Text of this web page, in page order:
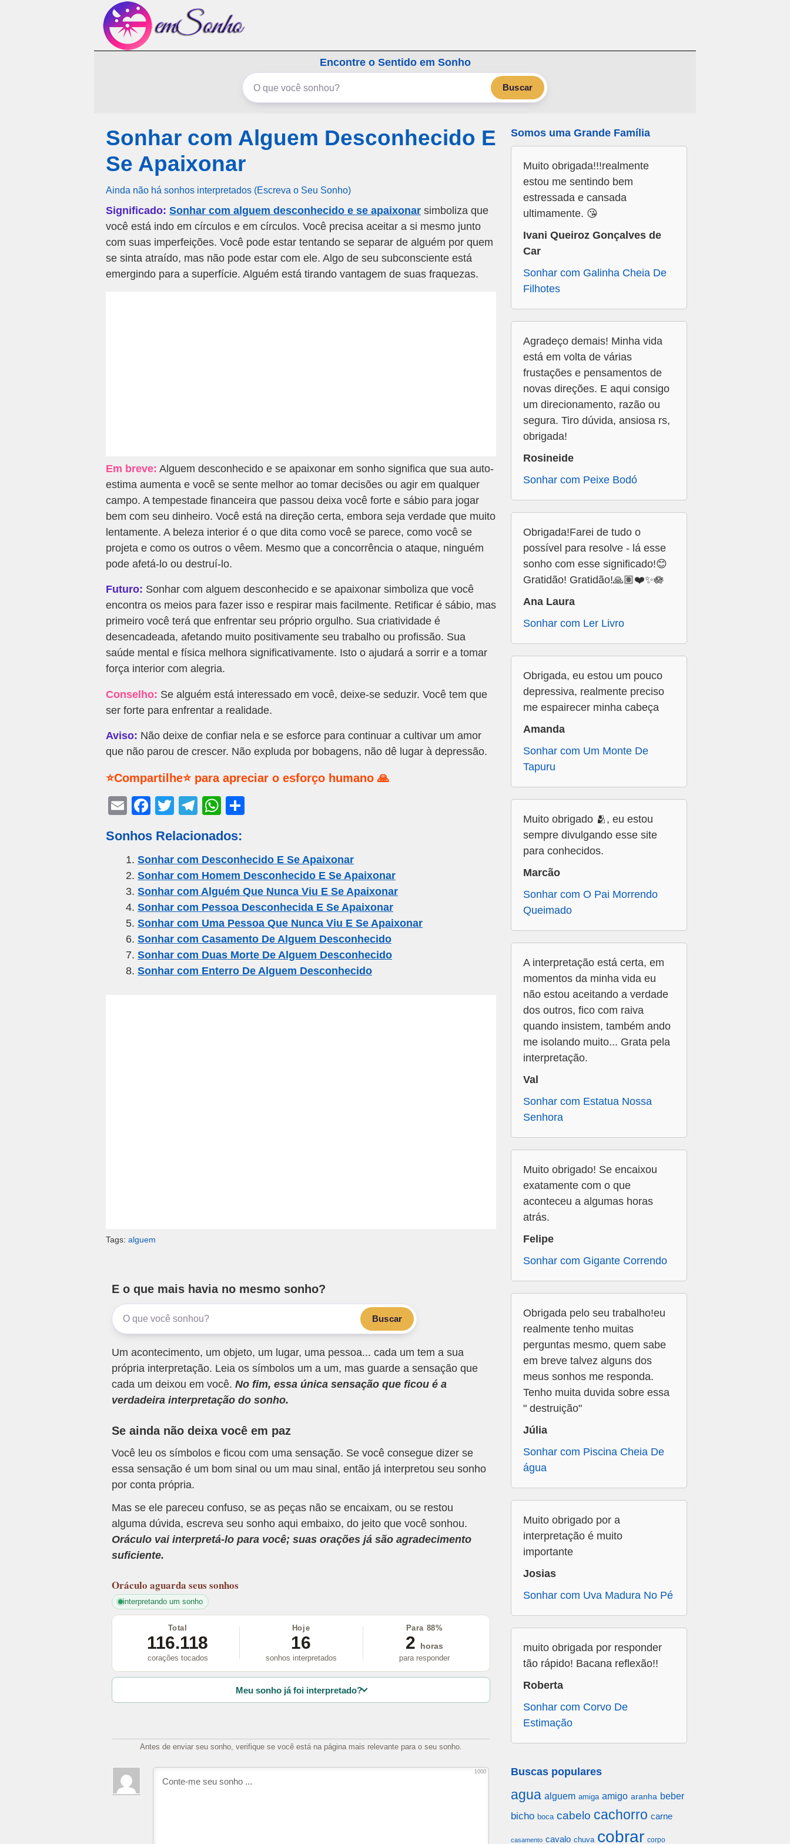
Encontre o Sentido em Sonho
Buscar
Sonhar com Alguem Desconhecido E
Se Apaixonar
Ainda não há sonhos interpretados (Escreva o Seu Sonho)
Significado: Sonhar com alguem desconhecido e se apaixonar simboliza que
você está indo em círculos e em círculos. Você precisa aceitar a si mesmo junto
com suas imperfeições. Você pode estar tentando se separar de alguém por quem
se sinta atraído, mas não pode estar com ele. Algo de seu subconsciente está
emergindo para a superfície. Alguém está tirando vantagem de suas fraquezas.
Em breve: Alguem desconhecido e se apaixonar em sonho significa que sua auto-
estima aumenta e você se sente melhor ao tomar decisões ou agir em qualquer
campo. A tempestade financeira que passou deixa você forte e sábio para jogar
bem com seu dinheiro. Você está na direção certa, embora seja verdade que muito
lentamente. A beleza interior é o que dita como você se parece, como você se
projeta e como os outros o vêem. Mesmo que a concorrência o ataque, ninguém
pode afetá-lo ou destruí-lo.
Futuro: Sonhar com alguem desconhecido e se apaixonar simboliza que você
encontra os meios para fazer isso e respirar mais facilmente. Retificar é sábio, mas
primeiro você terá que enfrentar seu próprio orgulho. Sua criatividade é
desencadeada, afetando muito positivamente seu trabalho ou profissão. Sua
saúde mental e física melhora significativamente. Isto o ajudará a sorrir e a tomar
força interior com alegria.
Conselho: Se alguém está interessado em você, deixe-se seduzir. Você tem que
ser forte para enfrentar a realidade.
Aviso: Não deixe de confiar nela e se esforce para continuar a cultivar um amor
que não parou de crescer. Não expluda por bobagens, não dê lugar à depressão.
⭐Compartilhe⭐ para apreciar o esforço humano 🙏
E
ail
F
c
e
b
o
o
k
T
tt
er
T
e
gr
a
m
W
at
s
A
p
p
e
Sonhos Relacionados:
Sonhar com Desconhecido E Se Apaixonar
Sonhar com Homem Desconhecido E Se Apaixonar
Sonhar com Alguém Que Nunca Viu E Se Apaixonar
Sonhar com Pessoa Desconhecida E Se Apaixonar
Sonhar com Uma Pessoa Que Nunca Viu E Se Apaixonar
Sonhar com Casamento De Alguem Desconhecido
Sonhar com Duas Morte De Alguem Desconhecido
Sonhar com Enterro De Alguem Desconhecido
Tags: alguem
E o que mais havia no mesmo sonho?
Buscar
Um acontecimento, um objeto, um lugar, uma pessoa... cada um tem a sua
própria interpretação. Leia os símbolos um a um, mas guarde a sensação que
cada um deixou em você. No fim, essa única sensação que ficou é a
verdadeira interpretação do sonho.
Se ainda não deixa você em paz
Você leu os símbolos e ficou com uma sensação. Se você consegue dizer se
essa sensação é um bom sinal ou um mau sinal, então já interpretou seu sonho
por conta própria.
Mas se ele pareceu confuso, se as peças não se encaixam, ou se restou
alguma dúvida, escreva seu sonho aqui embaixo, do jeito que você sonhou.
Oráculo vai interpretá-lo para você; suas orações já são agradecimento
suficiente.
Oráculo aguarda seus sonhos
interpretando um sonho
Total
116.118
corações tocados
Hoje
16
sonhos interpretados
Para 88%
2
horas
para responder
Meu sonho já foi interpretado?
Antes de enviar seu sonho, verifique se você está na página mais relevante para o seu sonho.
1000
Somos uma Grande Família
Muito obrigada!!!realmente
estou me sentindo bem
estressada e cansada
ultimamente. 😘
Ivani Queiroz Gonçalves de
Car
Sonhar com Galinha Cheia De
Filhotes
Agradeço demais! Minha vida
está em volta de várias
frustações e pensamentos de
novas direções. E aqui consigo
um direcionamento, razão ou
segura. Tiro dúvida, ansiosa rs,
obrigada!
Rosineide
Sonhar com Peixe Bodó
Obrigada!Farei de tudo o
possível para resolve - lá esse
sonho com esse significado!😊
Gratidão! Gratidão!🙏🏽❤️✨🪷
Ana Laura
Sonhar com Ler Livro
Obrigada, eu estou um pouco
depressiva, realmente preciso
me espairecer minha cabeça
Amanda
Sonhar com Um Monte De
Tapuru
Muito obrigado 🫂, eu estou
sempre divulgando esse site
para conhecidos.
Marcão
Sonhar com O Pai Morrendo
Queimado
A interpretação está certa, em
momentos da minha vida eu
não estou aceitando a verdade
dos outros, fico com raiva
quando insistem, também ando
me isolando muito... Grata pela
interpretação.
Val
Sonhar com Estatua Nossa
Senhora
Muito obrigado! Se encaixou
exatamente com o que
aconteceu a algumas horas
atrás.
Felipe
Sonhar com Gigante Correndo
Obrigada pelo seu trabalho!eu
realmente tenho muitas
perguntas mesmo, quem sabe
em breve talvez alguns dos
meus sonhos me responda.
Tenho muita duvida sobre essa
" destruição"
Júlia
Sonhar com Piscina Cheia De
água
Muito obrigado por a
interpretação é muito
importante
Josias
Sonhar com Uva Madura No Pé
muito obrigada por responder
tão rápido! Bacana reflexão!!
Roberta
Sonhar com Corvo De
Estimação
Buscas populares
agua alguem amiga amigo aranha beber
bicho boca cabelo cachorro carne
casamento cavalo chuva cobrar corpo